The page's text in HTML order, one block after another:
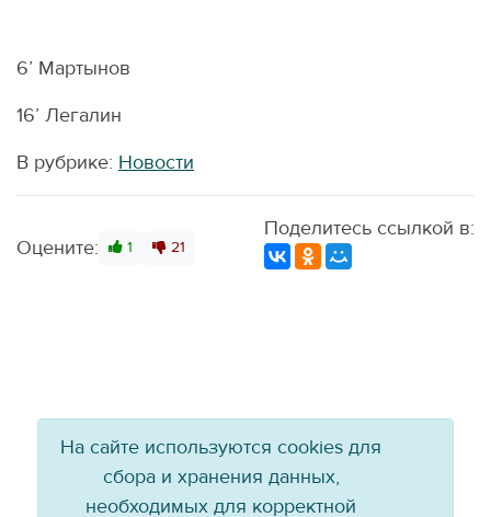
6’ Мартынов
16’ Легалин
В рубрике: Новости
Оцените: 1 21
Поделитесь ссылкой в:
На сайте используются cookies для
сбора и хранения данных,
необходимых для корректной